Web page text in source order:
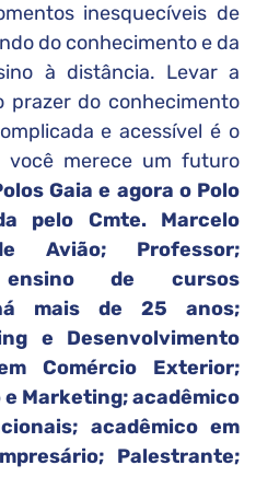
inesquecíveis de
do conhecimento e da
à distância. Levar a
prazer do conhecimento
e acessível é o
você merece um futuro
Gaia e agora o Polo
pelo Cmte. Marcelo
Avião; Professor;
de cursos
mais de 25 anos;
e Desenvolvimento
Comércio Exterior;
e Marketing; acadêmico
acadêmico em
Palestrante;